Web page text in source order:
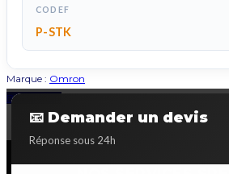
CODEF
P-STK
Marque : Omron
📧 Demander un devis
Réponse sous 24h
Back to Top